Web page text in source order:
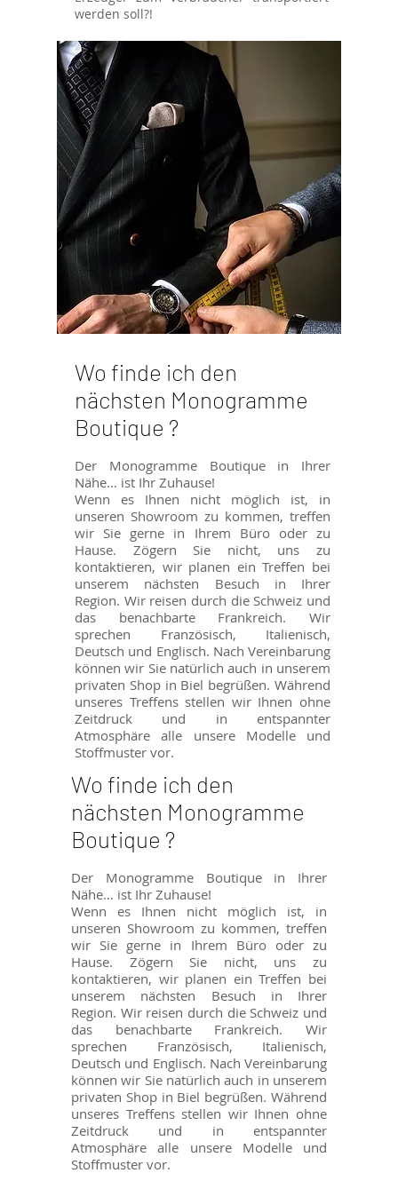
werden soll?!
Wo finde ich den
nächsten Monogramme
Boutique ?
Der Monogramme Boutique in Ihrer
Nähe… ist Ihr Zuhause!
Wenn es Ihnen nicht möglich ist, in
unseren Showroom zu kommen, treffen
wir Sie gerne in Ihrem Büro oder zu
Hause. Zögern Sie nicht, uns zu
kontaktieren, wir planen ein Treffen bei
unserem nächsten Besuch in Ihrer
Region. Wir reisen durch die Schweiz und
das benachbarte Frankreich. Wir
sprechen Französisch, Italienisch,
Deutsch und Englisch. Nach Vereinbarung
können wir Sie natürlich auch in unserem
privaten Shop in Biel begrüßen. Während
unseres Treffens stellen wir Ihnen ohne
Zeitdruck und in entspannter
Atmosphäre alle unsere Modelle und
Stoffmuster vor.
Wo finde ich den
nächsten Monogramme
Boutique ?
Der Monogramme Boutique in Ihrer
Nähe… ist Ihr Zuhause!
Wenn es Ihnen nicht möglich ist, in
unseren Showroom zu kommen, treffen
wir Sie gerne in Ihrem Büro oder zu
Hause. Zögern Sie nicht, uns zu
kontaktieren, wir planen ein Treffen bei
unserem nächsten Besuch in Ihrer
Region. Wir reisen durch die Schweiz und
das benachbarte Frankreich. Wir
sprechen Französisch, Italienisch,
Deutsch und Englisch. Nach Vereinbarung
können wir Sie natürlich auch in unserem
privaten Shop in Biel begrüßen. Während
unseres Treffens stellen wir Ihnen ohne
Zeitdruck und in entspannter
Atmosphäre alle unsere Modelle und
Stoffmuster vor.